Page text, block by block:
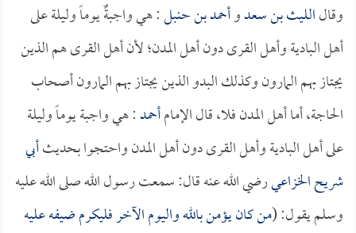
وقالالليث بن سعدوأحمد بن حنبل: هي واجبةٌ يوماً وليلة على
أهل البادية وأهل القرى دون أهل المدن؛ لأن أهل القرى هم الذين
يجتاز بهم المارون وكذلك البدو الذين يجتاز بهم المارون أصحاب
الحاجة، أما أهل المدن فلا، قال الإمامأحمد: هي واجبة يوماً وليلة
على أهل البادية وأهل القرى دون أهل المدن واحتجوا بحديثأبي
شريح الخزاعيرضي الله عنه قال: سمعت رسول الله صلى الله عليه
وسلم يقول: (من كان يؤمن بالله واليوم الآخر فليكرم ضيفه عليه